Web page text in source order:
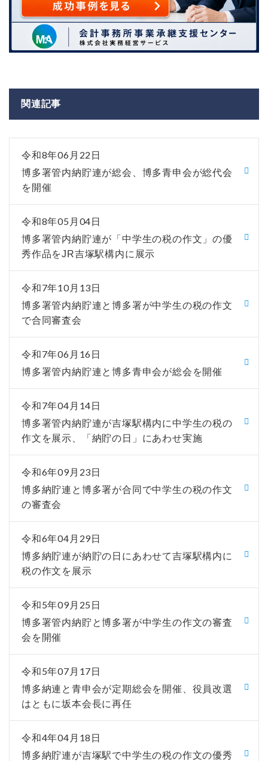
関連記事
令和8年06月22日
博多署管内納貯連が総会、博多青申会が総代会
を開催
令和8年05月04日
博多署管内納貯連が「中学生の税の作文」の優
秀作品をJR吉塚駅構内に展示
令和7年10月13日
博多署管内納貯連と博多署が中学生の税の作文
で合同審査会
令和7年06月16日
博多署管内納貯連と博多青申会が総会を開催
令和7年04月14日
博多署管内納貯連が吉塚駅構内に中学生の税の
作文を展示、「納貯の日」にあわせ実施
令和6年09月23日
博多納貯連と博多署が合同で中学生の税の作文
の審査会
令和6年04月29日
博多納貯連が納貯の日にあわせて吉塚駅構内に
税の作文を展示
令和5年09月25日
博多署管内納貯と博多署が中学生の作文の審査
会を開催
令和5年07月17日
博多納連と青申会が定期総会を開催、役員改選
はともに坂本会長に再任
令和4年04月18日
博多納貯連が吉塚駅で中学生の税の作文の優秀